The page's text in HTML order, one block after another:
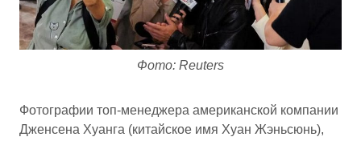
Фото: Reuters
Фотографии топ-менеджера американской компании
Дженсена Хуанга (китайское имя Хуан Жэньсюнь),